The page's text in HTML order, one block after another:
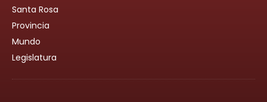
Santa Rosa
Provincia
Mundo
Legislatura